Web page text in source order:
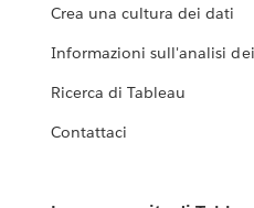
Crea una cultura dei dati
Informazioni sull'analisi
Ricerca di Tableau
Contattaci